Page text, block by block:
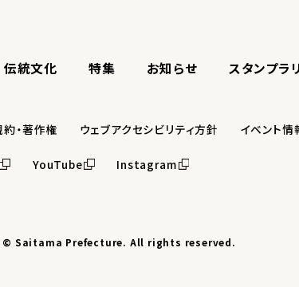
伝統文化 特集 お知らせ スタンプラ
・著作権 ウェブアクセシビリティ方針 イベント
YouTube Instagram
Saitama Prefecture. All rights reserved.